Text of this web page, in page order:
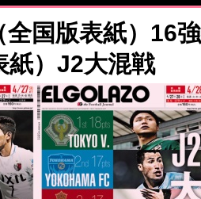
幕 注目は「個」
国版表紙）16
紙）J2大混戦